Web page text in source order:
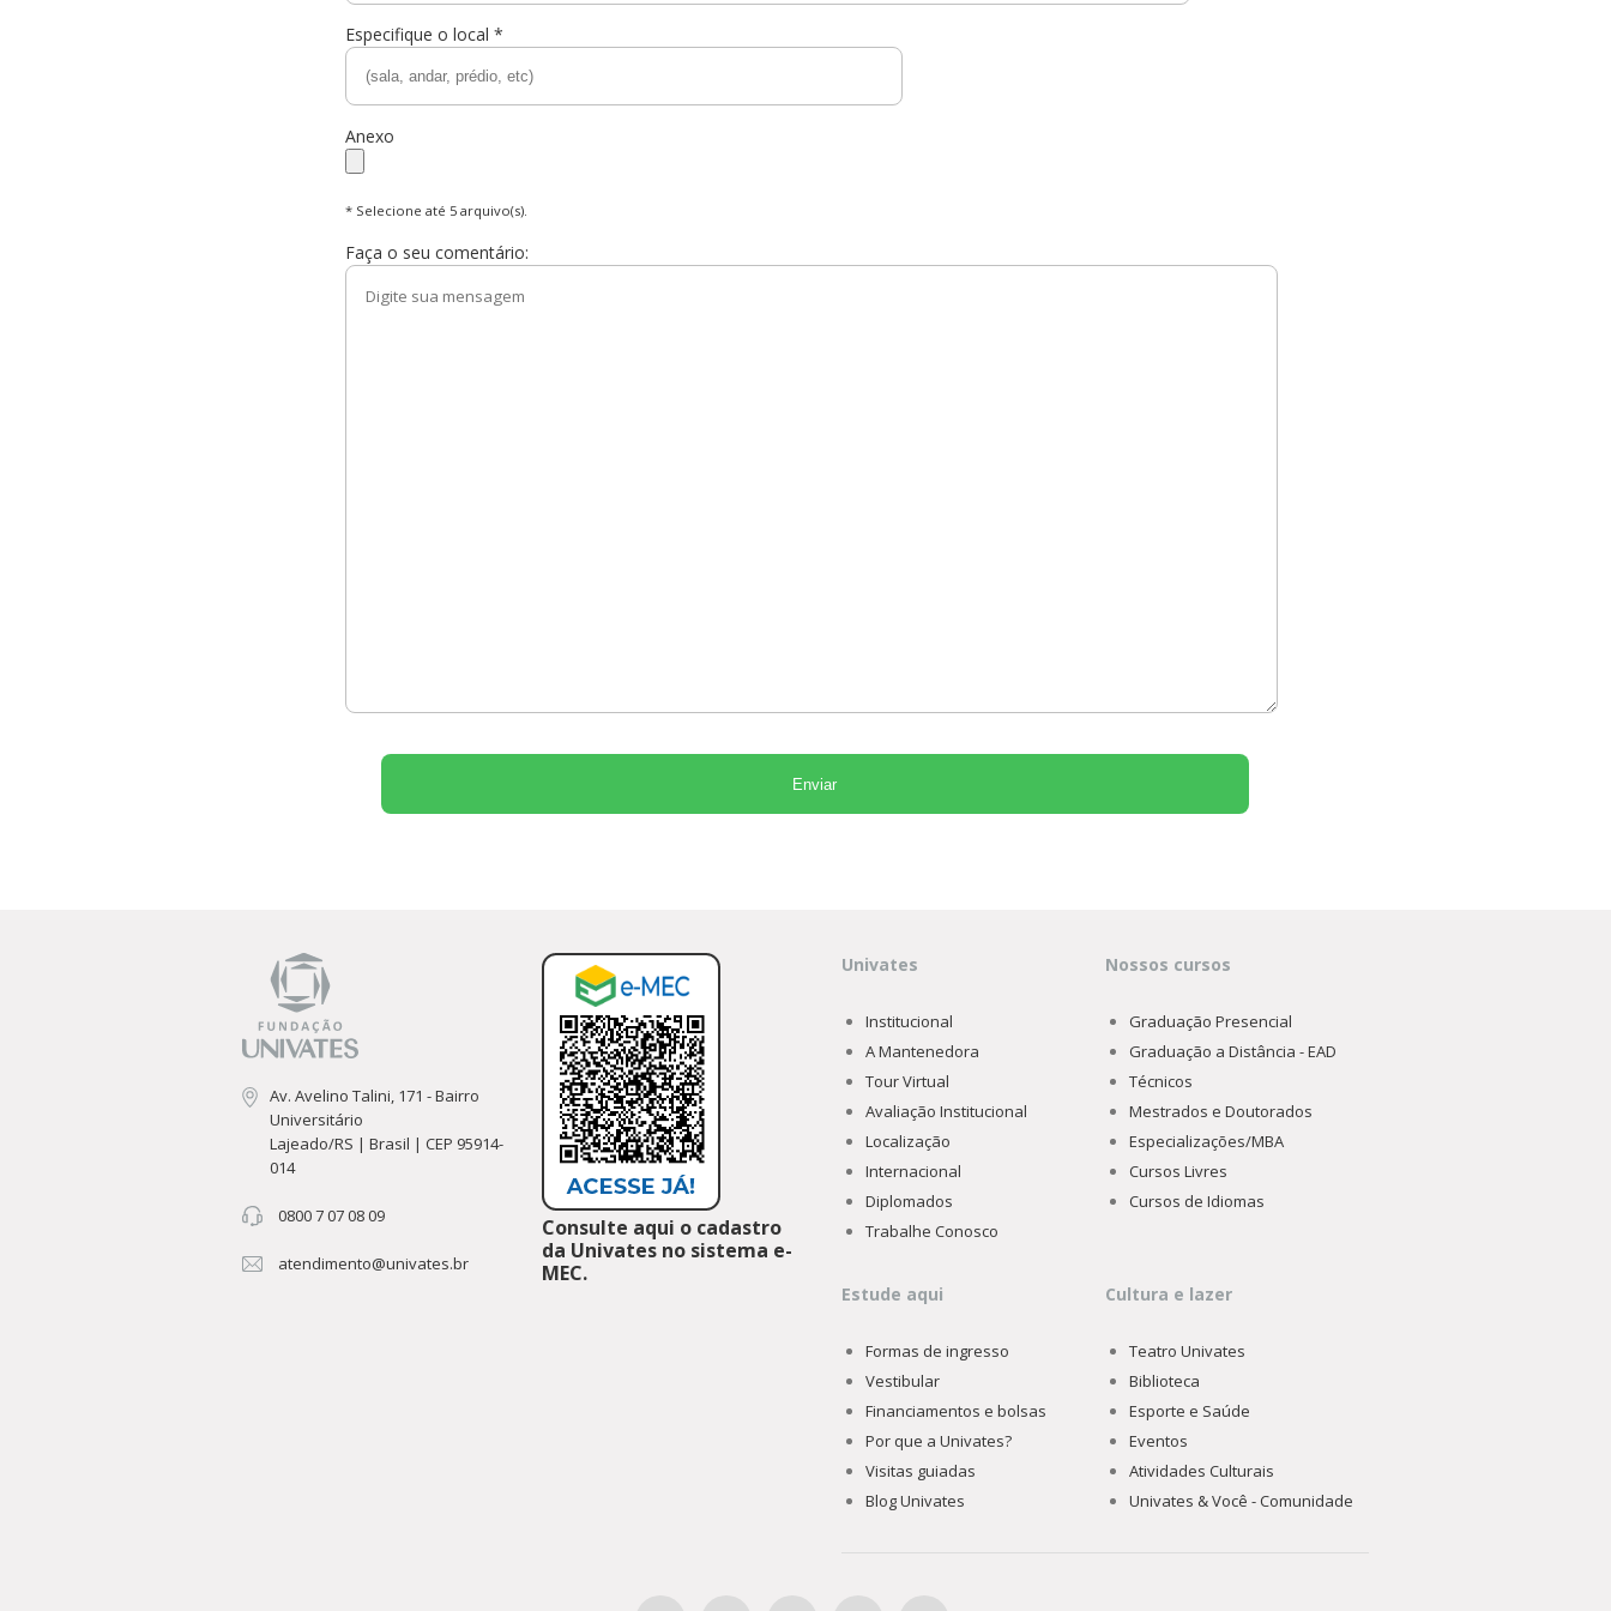
Especifique o local *
Anexo
* Selecione até 5 arquivo(s).
Faça o seu comentário:
Av. Avelino Talini, 171 - Bairro
Universitário
Lajeado/RS | Brasil | CEP 95914-
014
0800 7 07 08 09
atendimento@univates.br
Consulte aqui o cadastro
da Univates no sistema e-
MEC.
Univates
Institucional
A Mantenedora
Tour Virtual
Avaliação Institucional
Localização
Internacional
Diplomados
Trabalhe Conosco
Nossos cursos
Graduação Presencial
Graduação a Distância - EAD
Técnicos
Mestrados e Doutorados
Especializações/MBA
Cursos Livres
Cursos de Idiomas
Estude aqui
Formas de ingresso
Vestibular
Financiamentos e bolsas
Por que a Univates?
Visitas guiadas
Blog Univates
Cultura e lazer
Teatro Univates
Biblioteca
Esporte e Saúde
Eventos
Atividades Culturais
Univates & Você - Comunidade